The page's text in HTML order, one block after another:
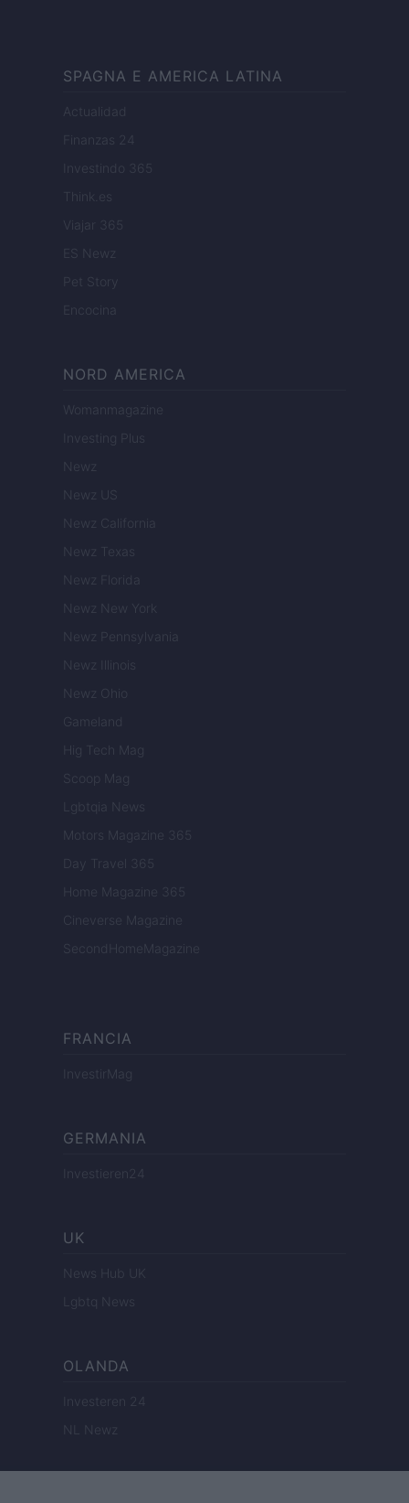
SPAGNA E AMERICA LATINA
Actualidad
Finanzas 24
Investindo 365
Think.es
Viajar 365
ES Newz
Pet Story
Encocina
NORD AMERICA
Womanmagazine
Investing Plus
Newz
Newz US
Newz California
Newz Texas
Newz Florida
Newz New York
Newz Pennsylvania
Newz Illinois
Newz Ohio
Gameland
Hig Tech Mag
Scoop Mag
Lgbtqia News
Motors Magazine 365
Day Travel 365
Home Magazine 365
Cineverse Magazine
SecondHomeMagazine
FRANCIA
InvestirMag
GERMANIA
Investieren24
UK
News Hub UK
Lgbtq News
OLANDA
Investeren 24
NL Newz